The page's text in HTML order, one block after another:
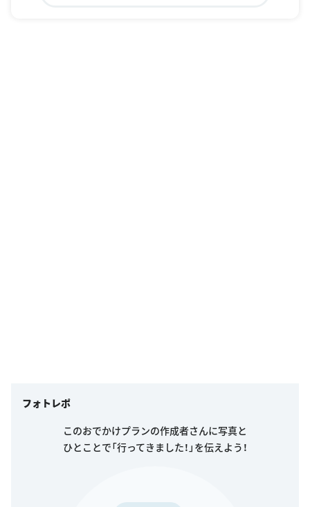
フォトレポ
このおでかけプランの作成者さんに写真と
ひとことで「行ってきました！」を伝えよう！